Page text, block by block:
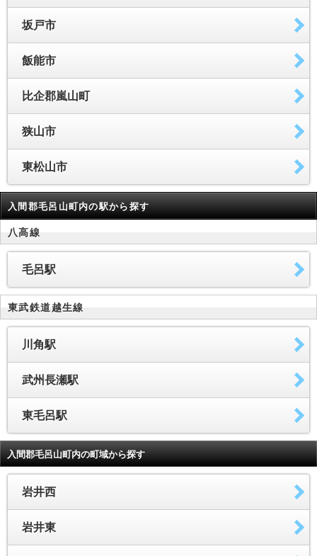
坂戸市
飯能市
比企郡嵐山町
狭山市
東松山市
入間郡毛呂山町内の駅から探す
八高線
毛呂駅
東武鉄道越生線
川角駅
武州長瀬駅
東毛呂駅
入間郡毛呂山町内の町域から探す
岩井西
岩井東